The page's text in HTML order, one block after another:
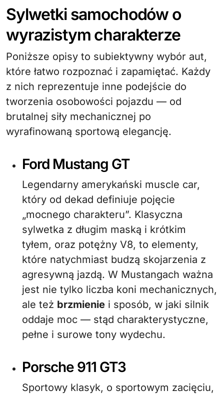
Sylwetki samochodów o
wyrazistym charakterze
Poniższe opisy to subiektywny wybór aut,
które łatwo rozpoznać i zapamiętać. Każdy
z nich reprezentuje inne podejście do
tworzenia osobowości pojazdu — od
brutalnej siły mechanicznej po
wyrafinowaną sportową elegancję.
Ford Mustang GT
Legendarny amerykański muscle car,
który od dekad definiuje pojęcie
„mocnego charakteru”. Klasyczna
sylwetka z długim maską i krótkim
tyłem, oraz potężny V8, to elementy,
które natychmiast budzą skojarzenia z
agresywną jazdą. W Mustangach ważna
jest nie tylko liczba koni mechanicznych,
ale też brzmienie i sposób, w jaki silnik
oddaje moc — stąd charakterystyczne,
pełne i surowe tony wydechu.
Porsche 911 GT3
Sportowy klasyk, o sportowym zacięciu,